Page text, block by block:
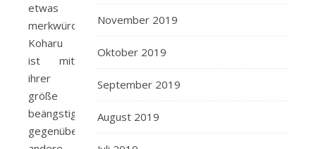
etwas
merkwürdig.
Koharu
ist mit
ihrer
größe
beängstigend
gegenüber
November 2019
Oktober 2019
September 2019
August 2019